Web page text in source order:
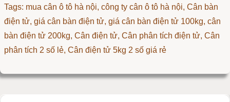
Tags: mua cân ô tô hà nội, công ty cân ô tô hà nội, Cân bàn
điện tử, giá cân bàn điện tử, giá cân bàn điện tử 100kg, cân
bàn điện tử 200kg, Cân điện tử, Cân phân tích điện tử, Cân
phân tích 2 số lẻ, Cân điện tử 5kg 2 số giá rẻ